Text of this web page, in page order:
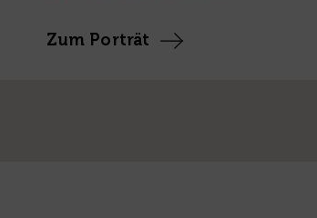
Zum Porträt